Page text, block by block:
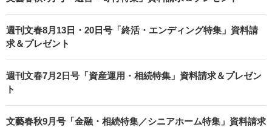
週刊文春8月13日・20日号「終活・エンディング特集」資料請
求＆プレゼント
週刊文春7月2日号「資産運用・相続特集」資料請求＆プレゼン
ト
文藝春秋9月号「金融・相続特集／シニアホーム特集」資料請求